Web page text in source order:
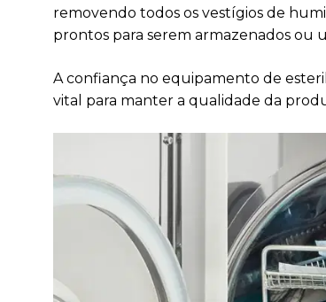
removendo todos os vestígios de
prontos para serem armazenados ou
A confiança no equipamento de
vital para manter a qualidade da